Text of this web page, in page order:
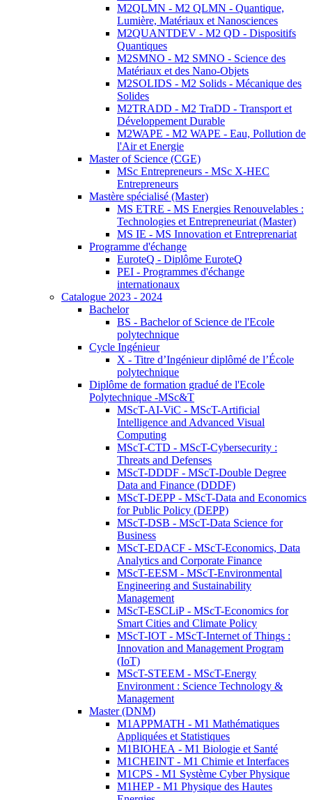
M2QLMN - M2 QLMN - Quantique,
Lumière, Matériaux et Nanosciences
M2QUANTDEV - M2 QD - Dispositifs
Quantiques
M2SMNO - M2 SMNO - Science des
Matériaux et des Nano-Objets
M2SOLIDS - M2 Solids - Mécanique des
Solides
M2TRADD - M2 TraDD - Transport et
Développement Durable
M2WAPE - M2 WAPE - Eau, Pollution de
l'Air et Energie
Master of Science (CGE)
MSc Entrepreneurs - MSc X-HEC
Entrepreneurs
Mastère spécialisé (Master)
MS ETRE - MS Energies Renouvelables :
Technologies et Entrepreneuriat (Master)
MS IE - MS Innovation et Entreprenariat
Programme d'échange
EuroteQ - Diplôme EuroteQ
PEI - Programmes d'échange
internationaux
Catalogue 2023 - 2024
Bachelor
BS - Bachelor of Science de l'Ecole
polytechnique
Cycle Ingénieur
X - Titre d’Ingénieur diplômé de l’École
polytechnique
Diplôme de formation gradué de l'Ecole
Polytechnique -MSc&T
MScT-AI-ViC - MScT-Artificial
Intelligence and Advanced Visual
Computing
MScT-CTD - MScT-Cybersecurity :
Threats and Defenses
MScT-DDDF - MScT-Double Degree
Data and Finance (DDDF)
MScT-DEPP - MScT-Data and Economics
for Public Policy (DEPP)
MScT-DSB - MScT-Data Science for
Business
MScT-EDACF - MScT-Economics, Data
Analytics and Corporate Finance
MScT-EESM - MScT-Environmental
Engineering and Sustainability
Management
MScT-ESCLiP - MScT-Economics for
Smart Cities and Climate Policy
MScT-IOT - MScT-Internet of Things :
Innovation and Management Program
(IoT)
MScT-STEEM - MScT-Energy
Environment : Science Technology &
Management
Master (DNM)
M1APPMATH - M1 Mathématiques
Appliquées et Statistiques
M1BIOHEA - M1 Biologie et Santé
M1CHEINT - M1 Chimie et Interfaces
M1CPS - M1 Système Cyber Physique
M1HEP - M1 Physique des Hautes